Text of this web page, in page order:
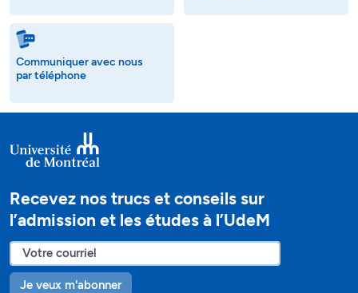
Communiquer avec nous
par téléphone
Recevez nos trucs et conseils sur
l’admission et les études à l’UdeM
Je veux m'abonner